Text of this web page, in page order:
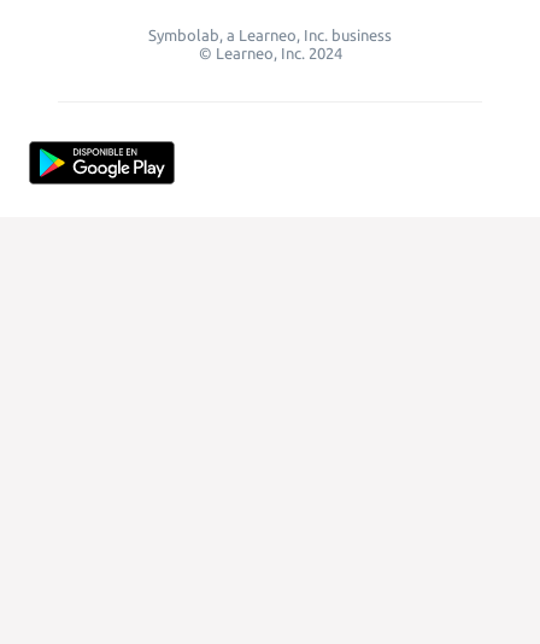
Symbolab, a Learneo, Inc. business
© Learneo, Inc. 2024